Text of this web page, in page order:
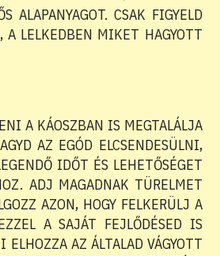
ALAPANYAGOT. CSAK FIGYELD
A LELKEDBEN MIKET HAGYOTT
A KÁOSZBAN IS MEGTALÁLJA
AZ EGÓD ELCSENDESÜLNI,
IDŐT ÉS LEHETŐSÉGET
ADJ MAGADNAK TÜRELMET
AZON, HOGY FELKERÜLJ A
A SAJÁT FEJLŐDÉSED IS
ELHOZZA AZ ÁLTALAD VÁGYOTT